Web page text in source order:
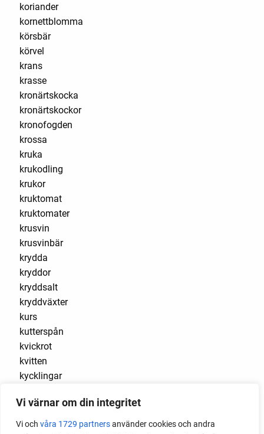
Vi värnar om din integritet
Vi och våra 1729 partnersanvänder cookies och andra
koriander
kornettblomma
körsbär
körvel
krans
krasse
kronärtskocka
kronärtskockor
kronofogden
krossa
kruka
krukodling
krukor
kruktomat
kruktomater
krusvin
krusvinbär
krydda
kryddor
kryddsalt
kryddväxter
kurs
kutterspån
kvickrot
kvitten
kycklingar
lagra
lagring